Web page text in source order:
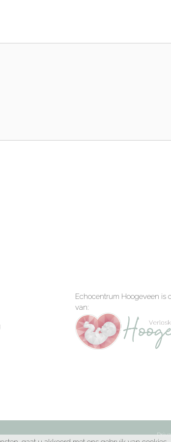
Echocentrum Hoogeveen is
van: